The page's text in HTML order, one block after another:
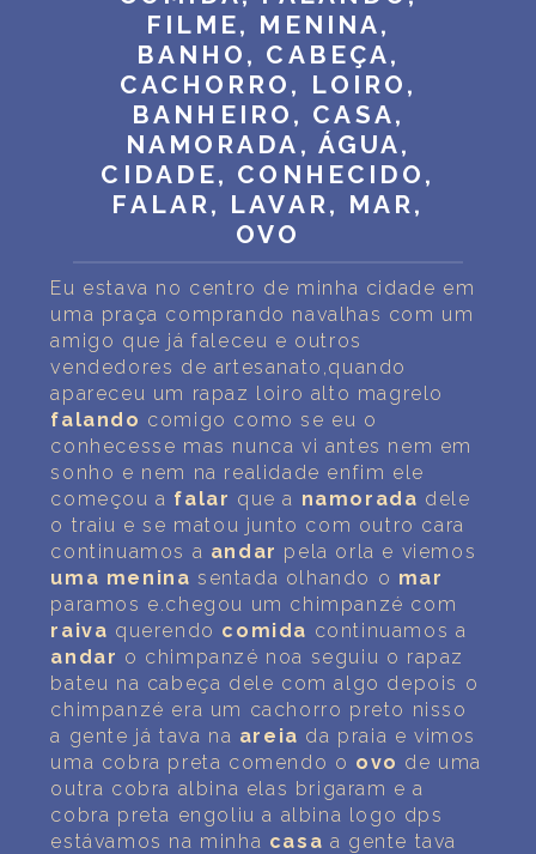
FILME, MENINA,
BANHO, CABEÇA,
CACHORRO, LOIRO,
BANHEIRO, CASA,
NAMORADA, ÁGUA,
CIDADE, CONHECIDO,
FALAR, LAVAR, MAR,
OVO
Eu estava no centro de minha cidade em
uma praça comprando navalhas com um
amigo que já faleceu e outros
vendedores de artesanato,quando
apareceu um rapaz loiro alto magrelo
falando comigo como se eu o
conhecesse mas nunca vi antes nem em
sonho e nem na realidade enfim ele
começou a falar que a namorada dele
o traiu e se matou junto com outro cara
continuamos a andar pela orla e viemos
uma menina sentada olhando o mar
paramos e.chegou um chimpanzé com
raiva querendo comida continuamos a
andar o chimpanzé noa seguiu o rapaz
bateu na cabeça dele com algo depois o
chimpanzé era um cachorro preto nisso
a gente já tava na areia da praia e vimos
uma cobra preta comendo o ovo de uma
outra cobra albina elas brigaram e a
cobra preta engoliu a albina logo dps
estávamos na minha casa a gente tava